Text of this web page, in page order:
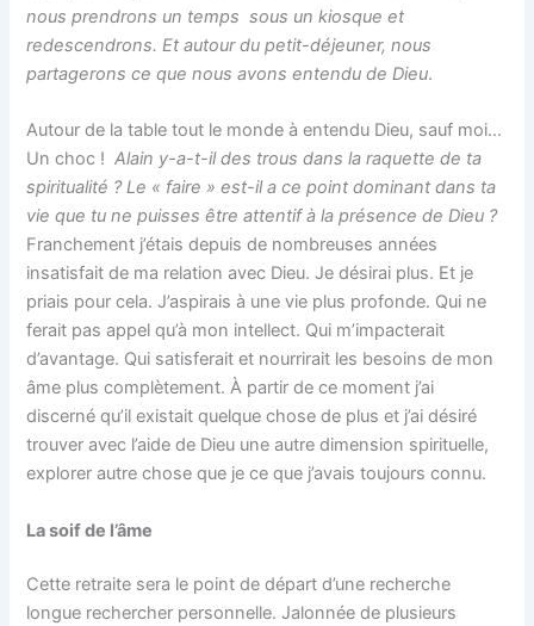
nous prendrons un temps sous un kiosque et
redescendrons. Et autour du petit-déjeuner, nous
partagerons ce que nous avons entendu de Dieu.
Autour de la table tout le monde à entendu Dieu, sauf moi…
Un choc !Alain y-a-t-il des trous dans la raquette de ta
spiritualité ? Le « faire » est-il a ce point dominant dans ta
vie que tu ne puisses être attentif à la présence de Dieu ?
Franchement j’étais depuis de nombreuses années
insatisfait de ma relation avec Dieu. Je désirai plus. Et je
priais pour cela. J’aspirais à une vie plus profonde. Qui ne
ferait pas appel qu’à mon intellect. Qui m’impacterait
d’avantage. Qui satisferait et nourrirait les besoins de mon
âme plus complètement. À partir de ce moment j’ai
discerné qu’il existait quelque chose de plus et j’ai désiré
trouver avec l’aide de Dieu une autre dimension spirituelle,
explorer autre chose que je ce que j’avais toujours connu.
La soif de l’âme
Cette retraite sera le point de départ d’une recherche
longue rechercher personnelle. Jalonnée de plusieurs